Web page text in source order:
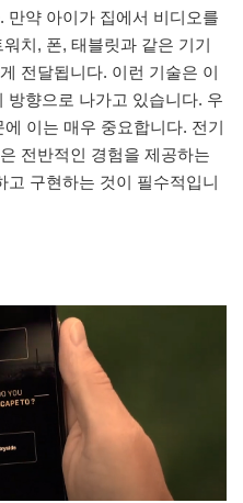
만약 아이가 집에서 비디오를
치, 폰, 태블릿과 같은 기기
전달됩니다. 이런 기술은 이
방향으로 나가고 있습니다. 우
이는 매우 중요합니다. 전기
전반적인 경험을 제공하는
구현하는 것이 필수적입니